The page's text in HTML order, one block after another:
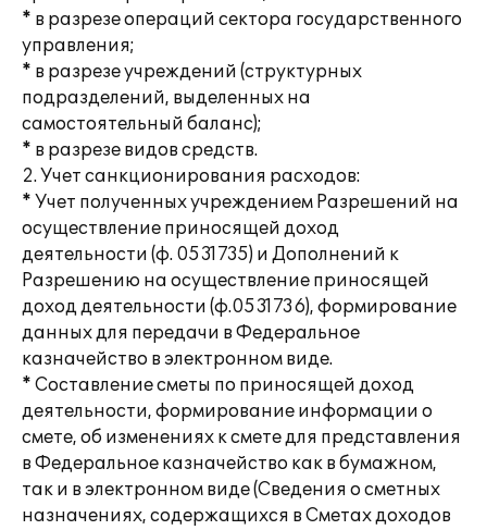
* в разрезе операций сектора государственного
управления;
* в разрезе учреждений (структурных
подразделений, выделенных на
самостоятельный баланс);
* в разрезе видов средств.
2. Учет санкционирования расходов:
* Учет полученных учреждением Разрешений на
осуществление приносящей доход
деятельности (ф. 0531735) и Дополнений к
Разрешению на осуществление приносящей
доход деятельности (ф.0531736), формирование
данных для передачи в Федеральное
казначейство в электронном виде.
* Составление сметы по приносящей доход
деятельности, формирование информации о
смете, об изменениях к смете для представления
в Федеральное казначейство как в бумажном,
так и в электронном виде (Сведения о сметных
назначениях, содержащихся в Сметах доходов